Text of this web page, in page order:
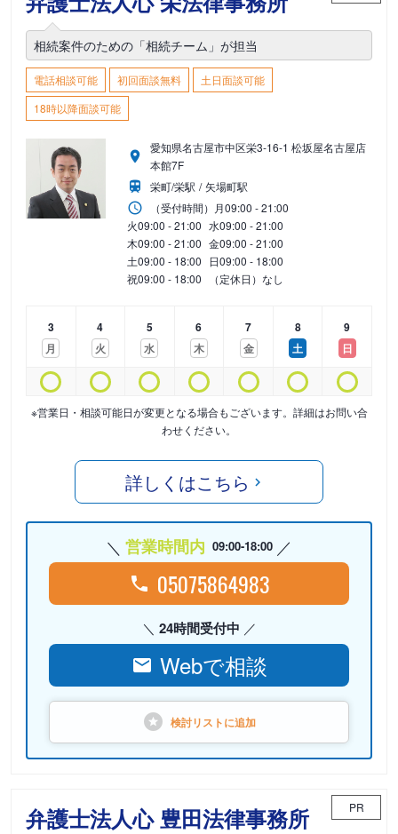
相続案件のための「相続チーム」が担当
電話相談可能 初回面談無料
土日面談可能
18時以降面談可能
愛知県名古屋市中区栄3-16-1 松坂屋名古屋店
本館7F
栄町/栄駅
矢場町駅
（受付時間） 月09:00 - 21:00
火09:00 - 21:00 水09:00 - 21:00
木09:00 - 21:00 金09:00 - 21:00
土09:00 - 18:00 日09:00 - 18:00
祝09:00 - 18:00 （定休日）なし
3
月
4
火
5
水
6
木
7
金
8
土
9
日
※営業日・相談可能日が変更となる場合もございます。詳細はお問い合
わせください。
詳しくはこちら
営業時間内 09:00-18:00
05075864983
24時間受付中
Webで相談
検討リストに追加
弁護士法人心 豊田法律事務所 PR